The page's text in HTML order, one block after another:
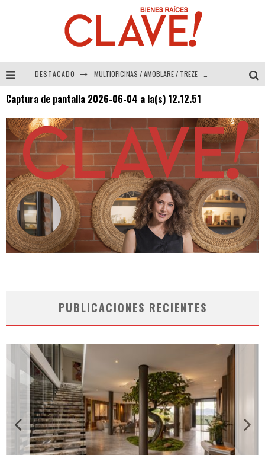
DESTACADO MULTIOFICINAS / AMOBLARE / TREZE – Especial Interiorismo & Decoración 2026
COLINEAL – Especial Interiorismo & Decoración 2026
Captura de pantalla 2026-06-04 a la(s) 12.12.51
PUBLICACIONES RECIENTES